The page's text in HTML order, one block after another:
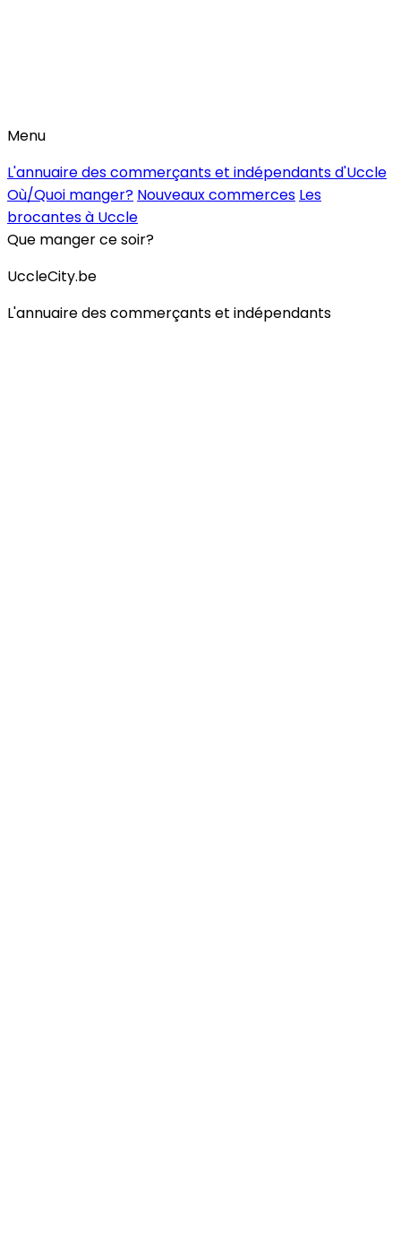
Menu
L'annuaire des commerçants et indépendants d'Uccle
Où/Quoi manger? Nouveaux commerces Les
brocantes à Uccle
Que manger ce soir?
UccleCity.be
L'annuaire des commerçants et indépendants